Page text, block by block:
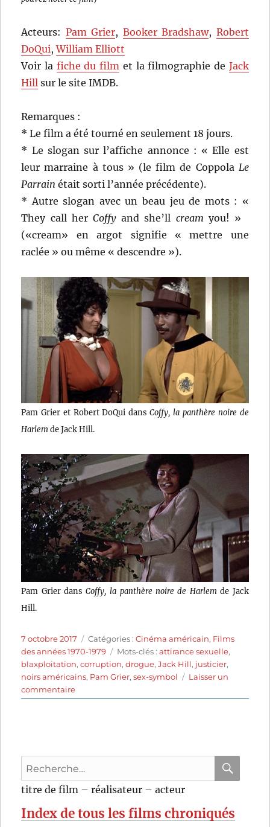
Acteurs: Pam Grier, Booker Bradshaw, Robert
DoQui,William Elliott
Voir la fiche du film et la filmographie de Jack
Hill sur le site IMDB.
Remarques :
* Le film a été tourné en seulement 18 jours.
* Le slogan sur l’affiche annonce : « Elle est
leur marraine à tous » (le film de Coppola Le
Parrain était sorti l’année précédente).
* Autre slogan avec un beau jeu de mots : «
They call herCoffyand she’ll cream you! »
(«cream» en argot signifie « mettre une
raclée » ou même « descendre »).
Pam Grier et Robert DoQui dans Coffy, la panthère noire de
Harlem de Jack Hill.
Pam Grier dans Coffy, la panthère noire de Harlem de Jack
Hill.
Publié
le
7 octobre 2017 Catégories
Catégories :Cinéma américain, Films
des années 1970-1979
Étiquettes
Mots-clés :attirance sexuelle,
blaxploitation,corruption,drogue,Jack Hill, justicier,
noirs américains, Pam Grier,sex-symbol
Laisser un
commentairesur
Coffy,
Harlem
de
Hill
Recherche
pour
:
titre de film – réalisateur – acteur
Index de tous les films chroniqués